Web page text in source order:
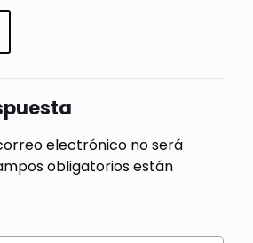
electrónico no será
obligatorios están